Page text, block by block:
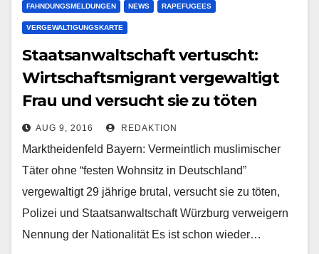
FAHNDUNGSMELDUNGEN NEWS RAPEFUGEES
VERGEWALTIGUNGSKARTE
Staatsanwaltschaft vertuscht:
Wirtschaftsmigrant vergewaltigt
Frau und versucht sie zu töten
AUG 9, 2016 REDAKTION
Marktheidenfeld Bayern: Vermeintlich muslimischer
Täter ohne “festen Wohnsitz in Deutschland”
vergewaltigt 29 jährige brutal, versucht sie zu töten,
Polizei und Staatsanwaltschaft Würzburg verweigern
Nennung der Nationalität Es ist schon wieder…